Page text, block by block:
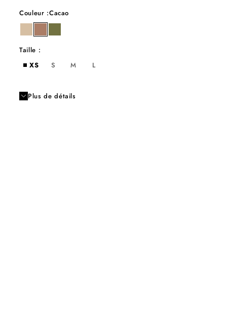
Couleur :Cacao
blé cacaokaki
Taille :
XS
S M L
Plus de détails